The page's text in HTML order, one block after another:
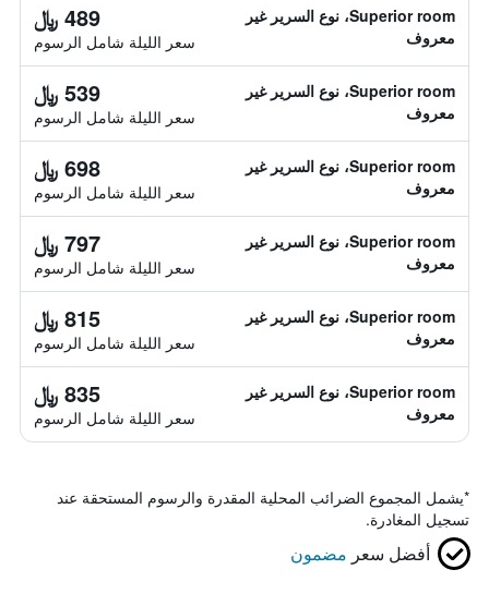
Superior room، نوع السرير غير
معروف
489 ﷼
سعر الليلة شامل الرسوم
Superior room، نوع السرير غير
معروف
539 ﷼
سعر الليلة شامل الرسوم
Superior room، نوع السرير غير
معروف
698 ﷼
سعر الليلة شامل الرسوم
Superior room، نوع السرير غير
معروف
797 ﷼
سعر الليلة شامل الرسوم
Superior room، نوع السرير غير
معروف
815 ﷼
سعر الليلة شامل الرسوم
Superior room، نوع السرير غير
معروف
835 ﷼
سعر الليلة شامل الرسوم
*يشمل المجموع الضرائب المحلية المقدرة والرسوم المستحقة عند
تسجيل المغادرة.
أفضل سعر مضمون